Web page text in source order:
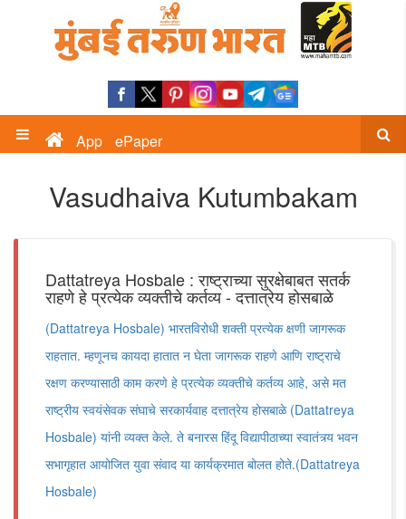
App ePaper
Vasudhaiva Kutumbakam
Dattatreya Hosbale : राष्ट्राच्या सुरक्षेबाबत सतर्क
राहणे हे प्रत्येक व्यक्तीचे कर्तव्य - दत्तात्रेय होसबाळे
(Dattatreya Hosbale) भारतविरोधी शक्ती प्रत्येक क्षणी जागरूक
राहतात. म्हणूनच कायदा हातात न घेता जागरूक राहणे आणि राष्ट्राचे
रक्षण करण्यासाठी काम करणे हे प्रत्येक व्यक्तीचे कर्तव्य आहे, असे मत
राष्ट्रीय स्वयंसेवक संघाचे सरकार्यवाह दत्तात्रेय होसबाळे (Dattatreya
Hosbale) यांनी व्यक्त केले. ते बनारस हिंदू विद्यापीठाच्या स्वातंत्र्य भवन
सभागृहात आयोजित युवा संवाद या कार्यक्रमात बोलत होते.(Dattatreya
Hosbale)